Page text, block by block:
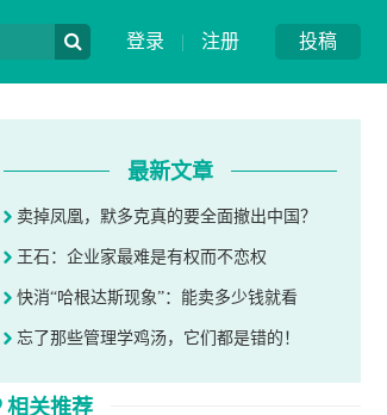
投稿
登录 | 注册
最新文章
卖掉凤凰，默多克真的要全面撤出中国？
王石：企业家最难是有权而不恋权
快消“哈根达斯现象”：能卖多少钱就看
忘了那些管理学鸡汤，它们都是错的！
相关推荐